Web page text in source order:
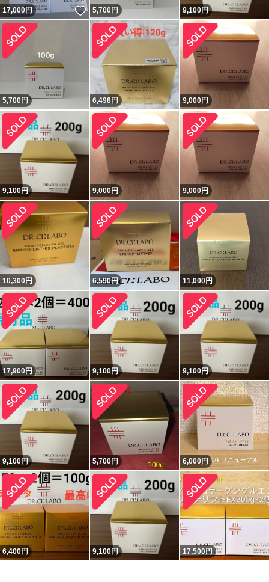
17,000円 いいね！
5,700円 9,100円
5,700円 6,498円 9,000円
9,100円 9,000円 9,000円
10,300円 6,590円 11,000円
17,900円 9,100円 9,100円
9,100円 5,700円 6,000円
6,400円 9,100円 17,500円